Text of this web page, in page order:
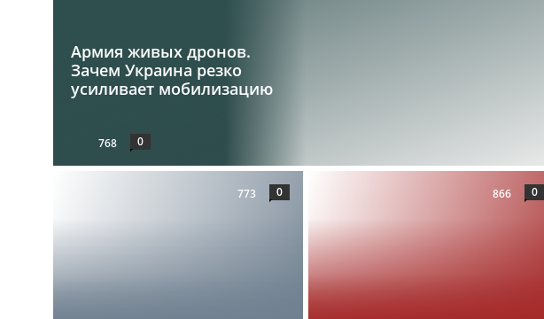
Армия живых дронов.
Зачем Украина резко
усиливает мобилизацию
768 0
773 0 866 0